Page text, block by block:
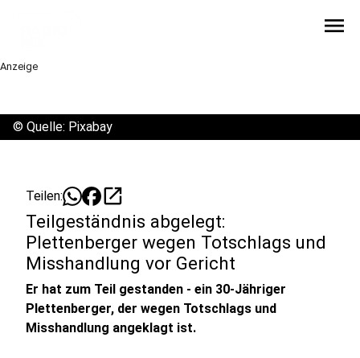
menu
Anzeige
© Quelle: Pixabay
Teilen: open_in_new
Teilgeständnis abgelegt:
Plettenberger wegen Totschlags und
Misshandlung vor Gericht
Er hat zum Teil gestanden - ein 30-Jähriger
Plettenberger, der wegen Totschlags und
Misshandlung angeklagt ist.